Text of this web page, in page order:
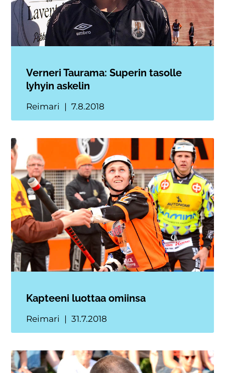
Verneri Taurama: Superin tasolle
lyhyin askelin
Reimari 7.8.2018
Kapteeni luottaa omiinsa
Reimari 31.7.2018